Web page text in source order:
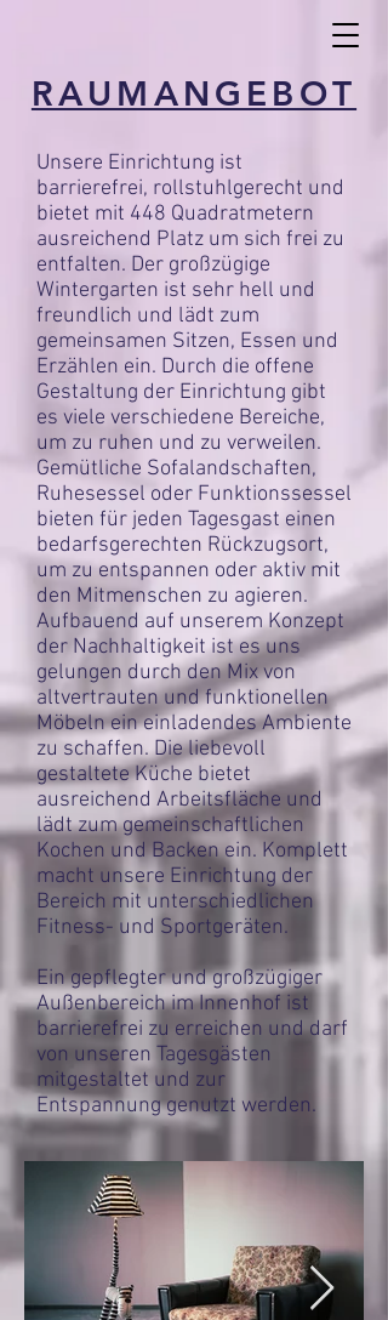
RAUMANGEBOT
Unsere Einrichtung ist
barrierefrei, rollstuhlgerecht und
bietet mit 448 Quadratmetern
ausreichend Platz um sich frei zu
entfalten. Der großzügige
Wintergarten ist sehr hell und
freundlich und lädt zum
gemeinsamen Sitzen, Essen und
Erzählen ein. Durch die offene
Gestaltung der Einrichtung gibt
es viele verschiedene Bereiche,
um zu ruhen und zu verweilen.
Gemütliche Sofalandschaften,
Ruhesessel oder Funktionssessel
bieten für jeden Tagesgast einen
bedarfsgerechten Rückzugsort,
um zu entspannen oder aktiv mit
den Mitmenschen zu agieren.
Aufbauend auf unserem Konzept
der Nachhaltigkeit ist es uns
gelungen durch den Mix von
altvertrauten und funktionellen
Möbeln ein einladendes Ambiente
zu schaffen. Die liebevoll
gestaltete Küche bietet
ausreichend Arbeitsfläche und
lädt zum gemeinschaftlichen
Kochen und Backen ein. Komplett
macht unsere Einrichtung der
Bereich mit unterschiedlichen
Fitness- und Sportgeräten.
Ein gepflegter und großzügiger
Außenbereich im Innenhof ist
barrierefrei zu erreichen und darf
von unseren Tagesgästen
mitgestaltet und zur
Entspannung genutzt werden.